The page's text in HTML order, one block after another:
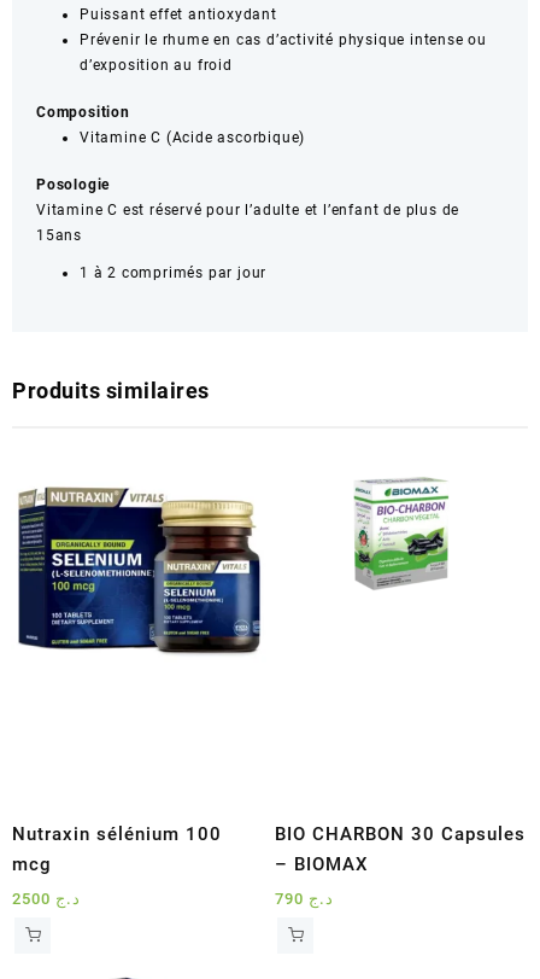
Puissant effet antioxydant
Prévenir le rhume en cas d’activité physique intense ou
d’exposition au froid
Composition
Vitamine C (Acide ascorbique)
Posologie
Vitamine C est réservé pour l’adulte et l’enfant de plus de
15ans
1 à 2 comprimés par jour
Produits similaires
Nutraxin sélénium 100
mcg
د.ج
BIO CHARBON 30 Capsules
– BIOMAX
د.ج